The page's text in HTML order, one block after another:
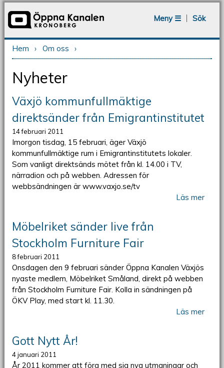
Meny ☰
Sök
Du är här
Hem › Om oss ›
Nyheter
Växjö kommunfullmäktige
direktsänder från Emigrantinstitutet
14 februari 2011
Imorgon tisdag, 15 februari, äger Växjö
kommunfullmäktige rum i Emigrantinstitutets lokaler.
Som vanligt direktsänds mötet från kl. 14.00 i TV,
närradion och på webben. Adressen för
webbsändningen är www.vaxjo.se/tv
Läs mer
Möbelriket sänder live från
Stockholm Furniture Fair
8 februari 2011
Onsdagen den 9 februari sänder Öppna Kanalen Växjös
nyaste medlem, Möbelriket Småland, direkt på webben
från Stockholm Furniture Fair. Kolla in sändningen på
ÖKV Play, med start kl. 11.30.
Läs mer
Gott Nytt År!
4 januari 2011
År 2011 kommer att föra med sig nya utmaningar och